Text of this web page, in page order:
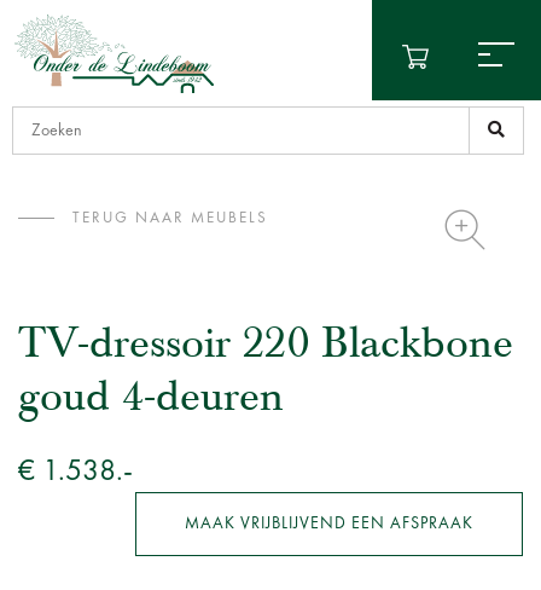
TERUG NAAR MEUBELS
TV-dressoir 220 Blackbone
goud 4-deuren
€ 1.538.-
MAAK VRIJBLIJVEND EEN AFSPRAAK